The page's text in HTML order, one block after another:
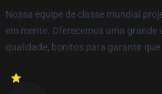
Nossa equipe de classe mundial
em mente. Oferecemos uma
qualidade, bonitos para garantir que